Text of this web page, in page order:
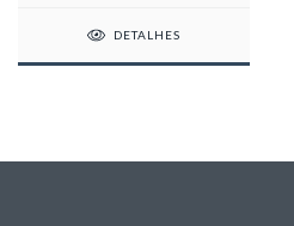
DETALHES